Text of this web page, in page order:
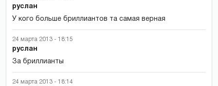
руслан
У кого больше бриллиантов та самая верная
24 марта 2013 - 18:15
руслан
За бриллианты
24 марта 2013 - 18:14